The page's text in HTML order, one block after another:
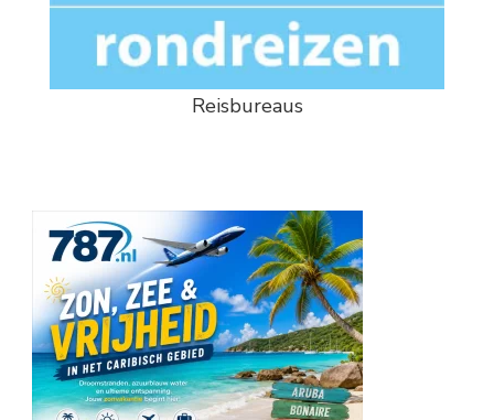
Reisbureaus